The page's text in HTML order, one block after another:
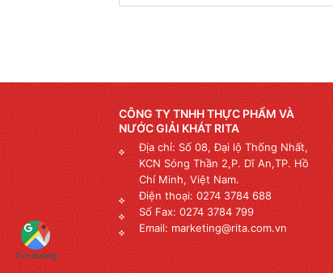
CÔNG TY TNHH THỰC PHẨM VÀ
NƯỚC GIẢI KHÁT RITA
Địa chỉ: Số 08, Đại lộ Thống Nhất,
KCN Sóng Thần 2,P. Dĩ An,TP. Hồ
Chí Minh, Việt Nam.
Điện thoại: 0274 3784 688
Số Fax: 0274 3784 799
Email: marketing@rita.com.vn
Tìm đường